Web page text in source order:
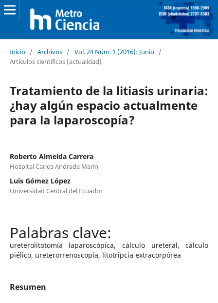
Inicio / Archivos / Vol. 24 Núm. 1 (2016): Junio /
Artículos cientificos (actualidad)
Tratamiento de la litiasis urinaria:
¿hay algún espacio actualmente
para la laparoscopía?
Roberto Almeida Carrera
Hospital Carlos Andrade Marín
Luis Gómez López
Universidad Central del Ecuador
ureterolitotomía laparoscópica, cálculo ureteral, cálculo
piélico, ureterorrenoscopia, litotripcia extracorpórea
Resumen